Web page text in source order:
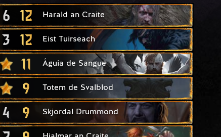
6 12 Harald an Craite
3 12 Eist Tuirseach
11 Águia de Sangue
9 Totem de Svalblod
4 9 Skjordal Drummond